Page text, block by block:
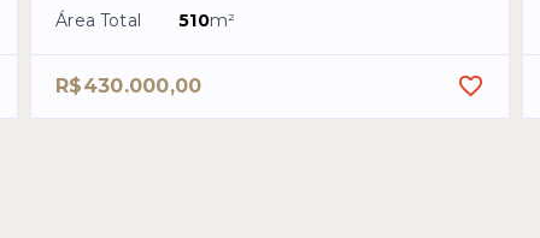
Área Total 510m²
R$430.000,00